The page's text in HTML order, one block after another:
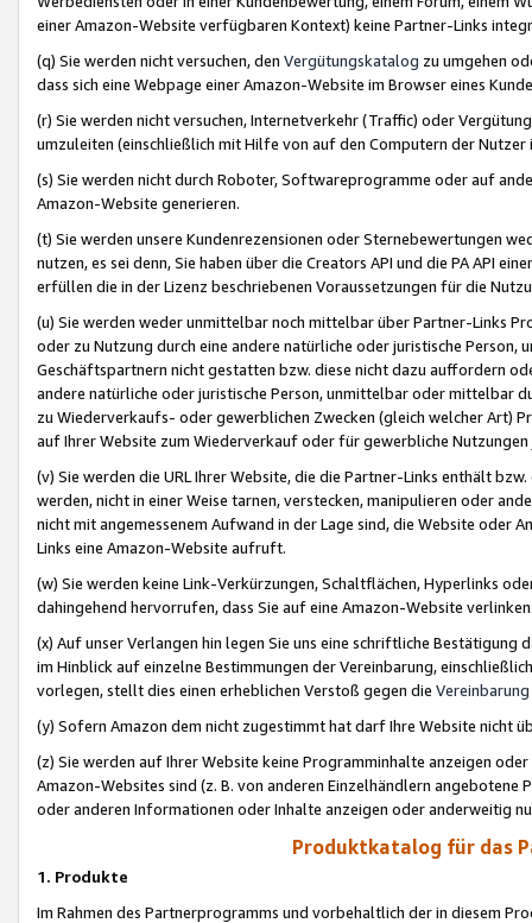
einer Amazon-Website verfügbaren Kontext) keine Partner-Links
(q) Sie werden nicht versuchen, den Vergütungskatalog zu umgehen
dass sich eine Webpage einer Amazon-Website im Browser eines
(r) Sie werden nicht versuchen, Internetverkehr (Traffic) oder
umzuleiten (einschließlich mit Hilfe von auf den Computern der
(s) Sie werden nicht durch Roboter, Softwareprogramme oder auf
Amazon-Website generieren.
(t) Sie werden unsere Kundenrezensionen oder Sternebewertungen
nutzen, es sei denn, Sie haben über die Creators API und die PA API
erfüllen die in der Lizenz beschriebenen Voraussetzungen für die
(u) Sie werden weder unmittelbar noch mittelbar über Partner-Links
oder zu Nutzung durch eine andere natürliche oder juristische
Geschäftspartnern nicht gestatten bzw. diese nicht dazu auffordern
andere natürliche oder juristische Person, unmittelbar oder mittelbar
zu Wiederverkaufs- oder gewerblichen Zwecken (gleich welcher Art)
auf Ihrer Website zum Wiederverkauf oder für gewerbliche
(v) Sie werden die URL Ihrer Website, die die Partner-Links enthält
werden, nicht in einer Weise tarnen, verstecken, manipulieren oder
nicht mit angemessenem Aufwand in der Lage sind, die Website oder
Links eine Amazon-Website aufruft.
(w) Sie werden keine Link-Verkürzungen, Schaltflächen, Hyperlinks
dahingehend hervorrufen, dass Sie auf eine Amazon-Website
(x) Auf unser Verlangen hin legen Sie uns eine schriftliche
im Hinblick auf einzelne Bestimmungen der Vereinbarung,
vorlegen, stellt dies einen erheblichen Verstoß gegen die Vereinbarung
(y) Sofern Amazon dem nicht zugestimmt hat darf Ihre Website nicht
(z) Sie werden auf Ihrer Website keine Programminhalte anzeigen
Amazon-Websites sind (z. B. von anderen Einzelhändlern
oder anderen Informationen oder Inhalte anzeigen oder anderweitig
Produktkatalog für das
1. Produkte
Im Rahmen des Partnerprogramms und vorbehaltlich der in diesem